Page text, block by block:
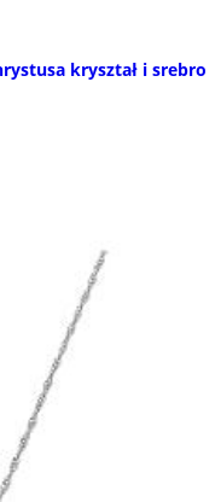
kryształ i srebro